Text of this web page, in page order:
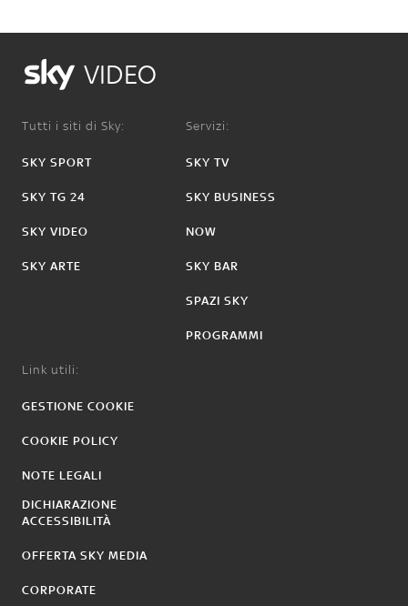
VIDEO
Tutti i siti di Sky:
SKY SPORT
SKY TG 24
SKY VIDEO
SKY ARTE
Servizi:
SKY TV
SKY BUSINESS
NOW
SKY BAR
SPAZI SKY
PROGRAMMI
Link utili:
GESTIONE COOKIE
COOKIE POLICY
NOTE LEGALI
DICHIARAZIONE
ACCESSIBILITÀ
OFFERTA SKY MEDIA
CORPORATE